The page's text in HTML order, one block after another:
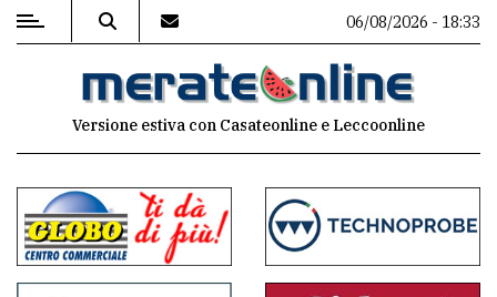
MENU
commenti
Contenuti
06/08/2026 - 18:33
Versione estiva con Casateonline e Leccoonline